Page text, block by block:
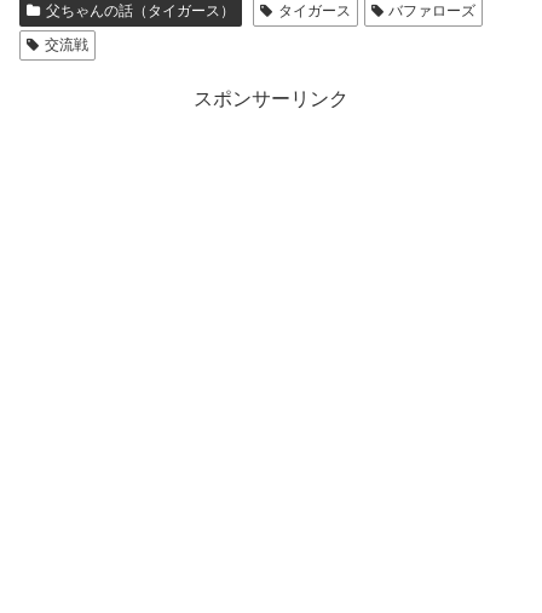
父ちゃんの話（タイガース） タイガース
バファローズ
交流戦
スポンサーリンク